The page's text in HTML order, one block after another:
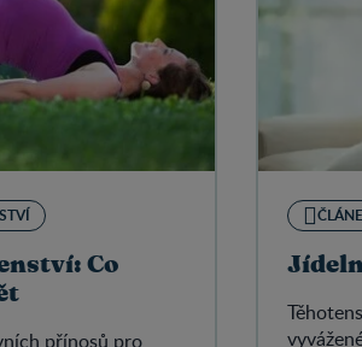
Co
přínosů pro